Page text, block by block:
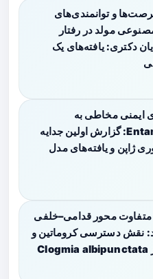
و توانمندی‌های
مولد در رفتار
دکتری: یافته‌های یک
ایمنی مخاطی به
Entamoeba dispar: گزارش اولین جدایه
ژاپن و یافته‌های مدل
محور قدامی–خلفی
نقش دسترسی کروماتین و